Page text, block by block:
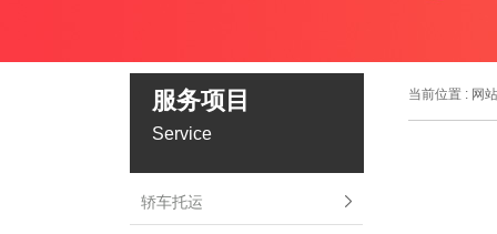
服务项目
Service
轿车托运
当前位置 : 网